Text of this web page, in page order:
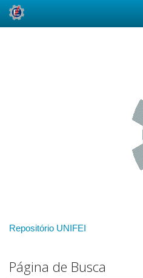
Repositório UNIFEI
Página de Busca